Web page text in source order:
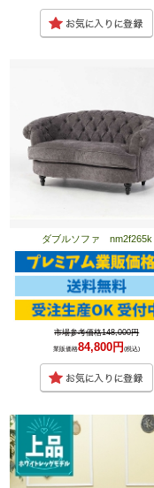
ダブルソファ nm2f265k
市場参考価格148,000円
業販価格84,800円(税込)